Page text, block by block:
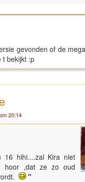
gevonden of de
t bekijkt :p
20:14
16 hihi....zal Kira niet
hoor ,dat ze zo oud
"